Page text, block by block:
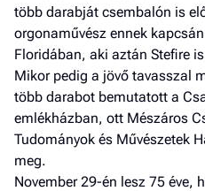
több darabját csembalón is
orgonaművész ennek
Floridában, aki aztán Stefire
Mikor pedig a jövő tavasszal
több darabot bemutatott a
emlékházban, ott Mészáros
Tudományok és Művészetek
meg.
November 29-én lesz 75 éve,